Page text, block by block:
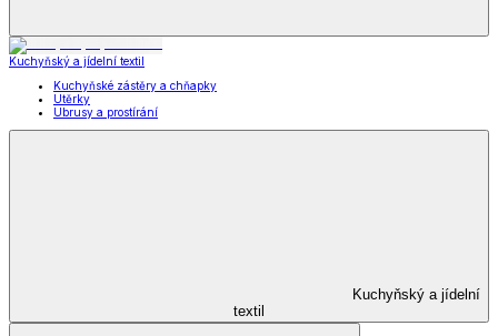
Kuchyňský a jídelní textil
Kuchyňské zástěry a chňapky
Utěrky
Ubrusy a prostírání
Kuchyňský a jídelní
textil